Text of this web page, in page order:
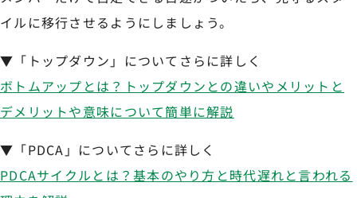
イルに移行させるようにしましょう。
▼「トップダウン」についてさらに詳しく
ボトムアップとは？トップダウンとの違いやメリットと
デメリットや意味について簡単に解説
▼「PDCA」についてさらに詳しく
PDCAサイクルとは？基本のやり方と時代遅れと言われる